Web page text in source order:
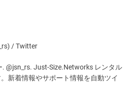
/ Twitter
@jsn_rs. Just-Size.Networks レンタル
新着情報やサポート情報を自動ツイ